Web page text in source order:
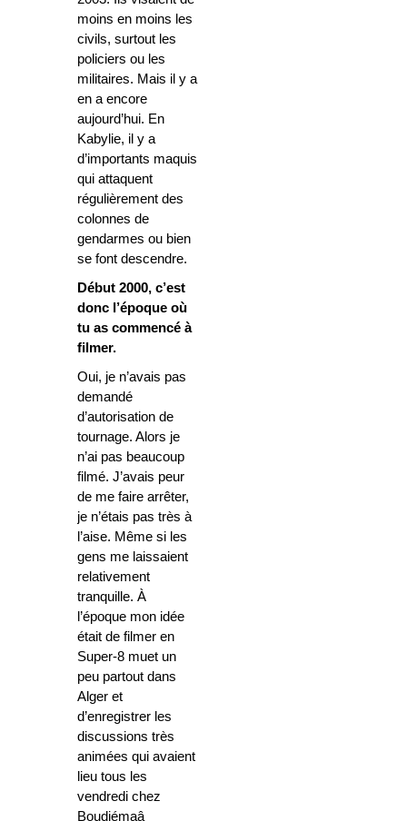
moins en moins les
civils, surtout les
policiers ou les
militaires. Mais il y a
en a encore
aujourd’hui. En
Kabylie, il y a
d’importants maquis
qui attaquent
régulièrement des
colonnes de
gendarmes ou bien
se font descendre.
Début 2000, c’est
donc l’époque où
tu as commencé à
filmer.
Oui, je n’avais pas
demandé
d’autorisation de
tournage. Alors je
n’ai pas beaucoup
filmé. J’avais peur
de me faire arrêter,
je n’étais pas très à
l’aise. Même si les
gens me laissaient
relativement
tranquille. À
l’époque mon idée
était de filmer en
Super-8 muet un
peu partout dans
Alger et
d’enregistrer les
discussions très
animées qui avaient
lieu tous les
vendredi chez
Boudjémaâ